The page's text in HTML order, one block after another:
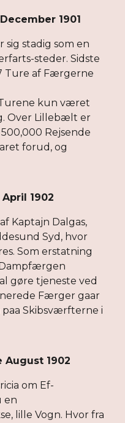
1901
stadig som en
steder. Sidste
Ture af Færgerne
kun været
Over Lillebælt er
Rejsende
forud, og
1902
Kaptajn Dalgas,
Syd, hvor
Som erstatning
gøre tjeneste ved
Færger gaar
Skibsværfterne i
1902
om Ef-
en
lille Vogn. Hvor fra